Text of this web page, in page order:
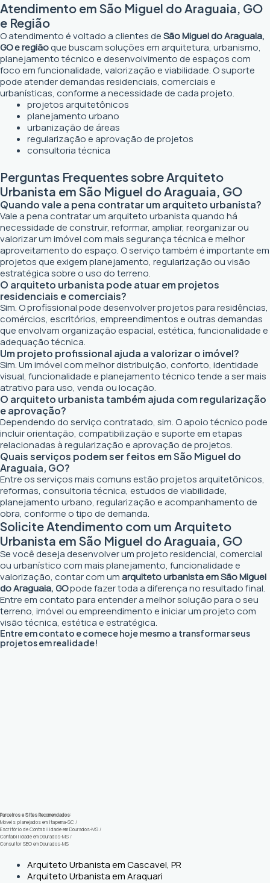
Atendimento em São Miguel do Araguaia, GO
e Região
O atendimento é voltado a clientes deSão Miguel do Araguaia,
GO e regiãoque buscam soluções em arquitetura, urbanismo,
planejamento técnico e desenvolvimento de espaços com
foco em funcionalidade, valorização e viabilidade. O suporte
pode atender demandas residenciais, comerciais e
urbanísticas, conforme a necessidade de cada projeto.
projetos arquitetônicos
planejamento urbano
urbanização de áreas
regularização e aprovação de projetos
consultoria técnica
Perguntas Frequentes sobre Arquiteto
Urbanista em São Miguel do Araguaia, GO
Quando vale a pena contratar um arquiteto urbanista?
Vale a pena contratar um arquiteto urbanista quando há
necessidade de construir, reformar, ampliar, reorganizar ou
valorizar um imóvel com mais segurança técnica e melhor
aproveitamento do espaço. O serviço também é importante em
projetos que exigem planejamento, regularização ou visão
estratégica sobre o uso do terreno.
O arquiteto urbanista pode atuar em projetos
residenciais e comerciais?
Sim. O profissional pode desenvolver projetos para residências,
comércios, escritórios, empreendimentos e outras demandas
que envolvam organização espacial, estética, funcionalidade e
adequação técnica.
Um projeto profissional ajuda a valorizar o imóvel?
Sim. Um imóvel com melhor distribuição, conforto, identidade
visual, funcionalidade e planejamento técnico tende a ser mais
atrativo para uso, venda ou locação.
O arquiteto urbanista também ajuda com regularização
e aprovação?
Dependendo do serviço contratado, sim. O apoio técnico pode
incluir orientação, compatibilização e suporte em etapas
relacionadas à regularização e aprovação de projetos.
Quais serviços podem ser feitos em São Miguel do
Araguaia, GO?
Entre os serviços mais comuns estão projetos arquitetônicos,
reformas, consultoria técnica, estudos de viabilidade,
planejamento urbano, regularização e acompanhamento de
obra, conforme o tipo de demanda.
Solicite Atendimento com um Arquiteto
Urbanista em São Miguel do Araguaia, GO
Se você deseja desenvolver um projeto residencial, comercial
ou urbanístico com mais planejamento, funcionalidade e
valorização, contar com umarquiteto urbanista em São Miguel
do Araguaia, GOpode fazer toda a diferença no resultado final.
Entre em contato para entender a melhor solução para o seu
terreno, imóvel ou empreendimento e iniciar um projeto com
visão técnica, estética e estratégica.
Entre em contato e comece hoje mesmo a transformar seus
projetos em realidade!
Parceiros e Sites Recomendados:
Móveis planejados em Itapema-SC /
Escritório de Contabilidade em Dourados-MS /
Contabilidade em Dourados-MS /
Consultor SEO em Dourados-MS
Arquiteto Urbanista em Cascavel, PR
Arquiteto Urbanista em Araquari